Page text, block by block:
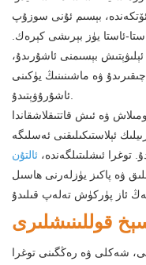
ئۆتكەندە، بېسىم ئۇنى سوزۇپ
ئاستا يۈز بېرىشى كېرەك.
بېسىمنى ئاشۇرىدۇ،
ۋە ماشىنىنىڭ يۈكىنى
ئاشۇرۇۋېتىدۇ.
ۋە ئىش قاتتىقلاشقاندا
ئېلاستىكىلىقنى ئەسلىگە
توغرا ئىشلىتىلگەندە، ئالتۇن
ۋە پاكىز يۈزلەرنى ھاسىل
قوللىنىشلىرى
شەكلى ۋە رەڭگىنى توغرا